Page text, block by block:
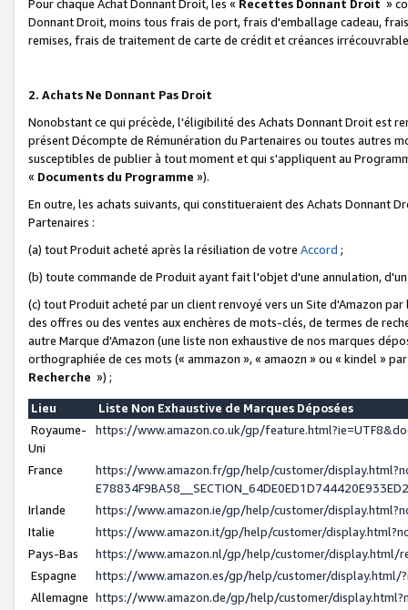
Pour chaque Achat Donnant Droit, les « Recettes Donnant Droit »
Donnant Droit, moins tous frais de port, frais d'emballage cadeau,
remises, frais de traitement de carte de crédit et créances
2. Achats Ne Donnant Pas Droit
Nonobstant ce qui précède, l'éligibilité des Achats Donnant Droit est
présent Décompte de Rémunération du Partenaires ou toutes autres
susceptibles de publier à tout moment et qui s'appliquent au
« Documents du Programme »).
En outre, les achats suivants, qui constitueraient des Achats Donnant
Partenaires :
(a) tout Produit acheté après la résiliation de votre Accord ;
(b) toute commande de Produit ayant fait l'objet d'une annulation,
(c) tout Produit acheté par un client renvoyé vers un Site d'Amazon
des offres ou des ventes aux enchères de mots-clés, de termes de
autre Marque d'Amazon (une liste non exhaustive de nos marques
orthographiée de ces mots (« ammazon », « amaozn » ou « kindel »
Recherche ») ;
Lieu
Liste Non Exhaustive de Marques Déposées
Royaume-
Uni
https://www.amazon.co.uk/gp/
France
https://www.amazon.fr/gp/help/customer/
Irlande
https://www.amazon.ie/gp/help/customer/
Italie
https://www.amazon.it/gp/help/customer/
Pays-Bas
https://www.amazon.nl/gp/help/customer/display.html/
Espagne
https://www.amazon.es/gp/help/customer/display.html/
Allemagne https://www.amazon.de/gp/help/customer/